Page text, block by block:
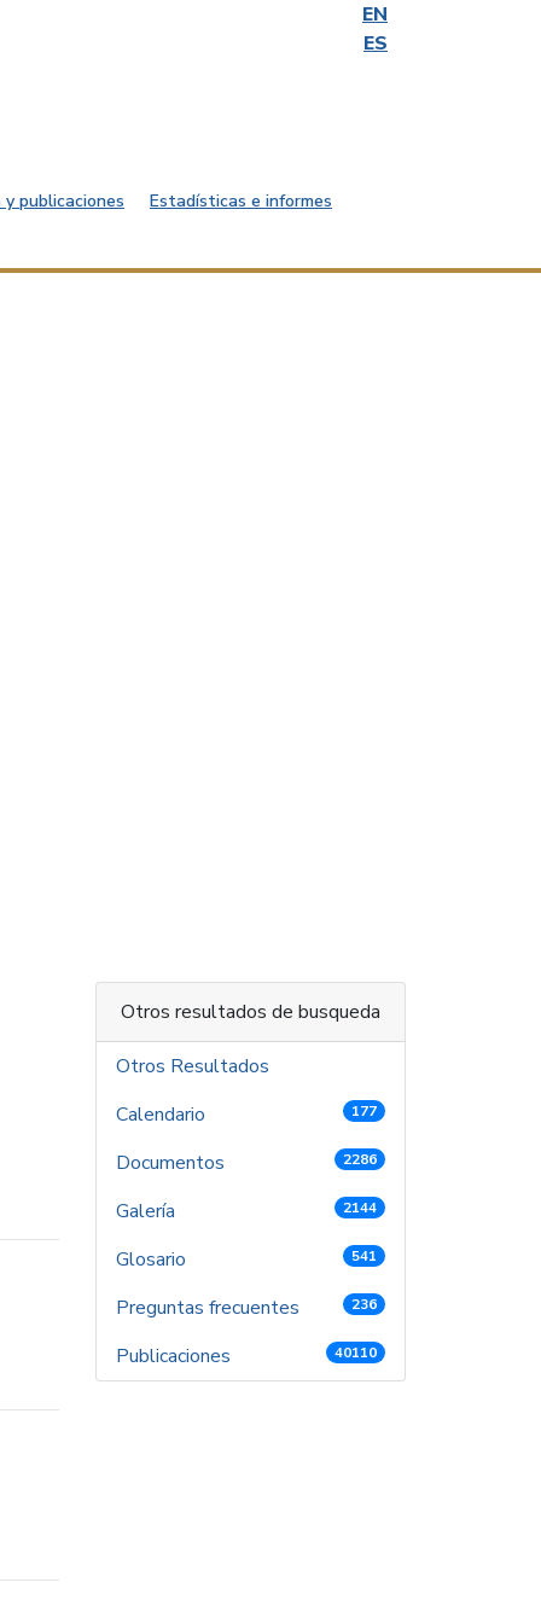
EN
ES
publicaciones Estadísticas e informes
Otros resultados de busqueda
Otros Resultados
Calendario
177
Documentos 2286
Galería 2144
Glosario 541
Preguntas frecuentes 236
Publicaciones 40110